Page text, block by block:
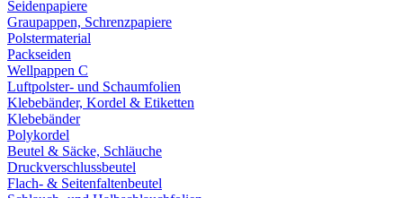
Seidenpapiere
Graupappen, Schrenzpapiere
Polstermaterial
Packseiden
Wellpappen C
Luftpolster- und Schaumfolien
Klebebänder, Kordel & Etiketten
Klebebänder
Polykordel
Beutel & Säcke, Schläuche
Druckverschlussbeutel
Flach- & Seitenfaltenbeutel